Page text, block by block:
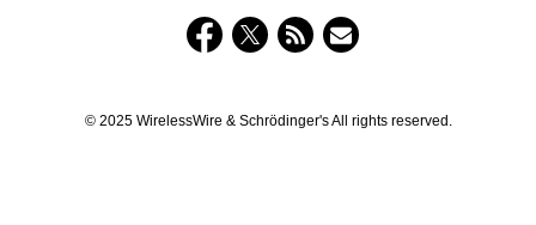
© 2025 WirelessWire & Schrödinger's All rights reserved.